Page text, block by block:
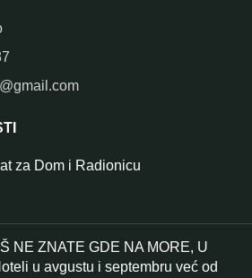
za Dom i Radionicu
NE ZNATE GDE NA MORE, U
u avgustu i septembru već od